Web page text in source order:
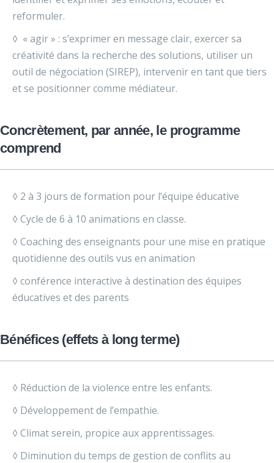
reformuler.
◊ « agir » : s’exprimer en message clair, exercer sa
créativité dans la recherche des solutions, utiliser un
outil de négociation (SIREP), intervenir en tant que tiers
et se positionner comme médiateur.
Concrètement, par année, le programme
comprend
◊ 2 à 3 jours de formation pour l’équipe éducative
◊ Cycle de 6 à 10 animations en classe.
◊ Coaching des enseignants pour une mise en pratique
quotidienne des outils vus en animation
◊ conférence interactive à destination des équipes
éducatives et des parents
Bénéfices (effets à long terme)
◊ Réduction de la violence entre les enfants.
◊ Développement de l’empathie.
◊ Climat serein, propice aux apprentissages.
◊ Diminution du temps de gestion de conflits au